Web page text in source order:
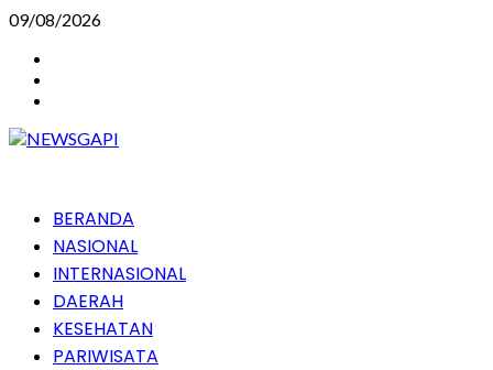
Skip
content
09/08/2026
PrimaryBERANDA
NASIONAL
INTERNASIONAL
DAERAH
KESEHATAN
PARIWISATA